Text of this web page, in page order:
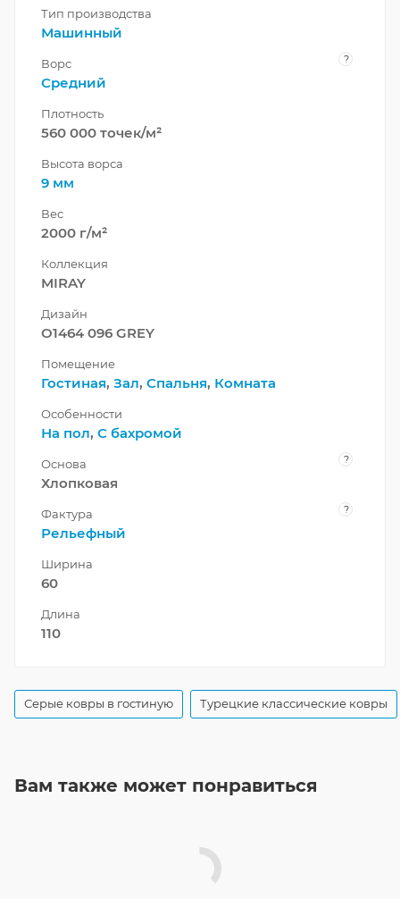
Тип производства
Машинный
Ворс ?
Средний
Плотность
560 000 точек/м²
Высота ворса
9 мм
Вес
2000 г/м²
Коллекция
MIRAY
Дизайн
O1464 096 GREY
Помещение
Гостиная, Зал, Спальня, Комната
Особенности
На пол, С бахромой
Основа ?
Хлопковая
Фактура ?
Рельефный
Ширина
60
Длина
110
Серые ковры в гостиную Турецкие классические ковры
Вам также может понравиться